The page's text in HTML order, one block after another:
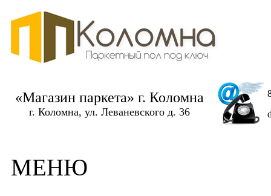
«Магазин паркета» г. Коломна
г. Коломна, ул. Леваневского д. 36
МЕНЮ